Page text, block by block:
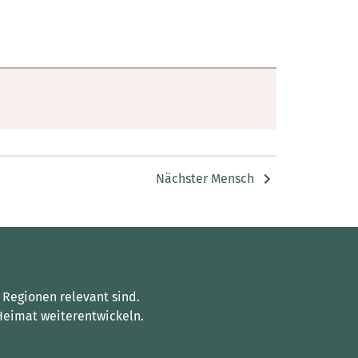
Nächster Mensch
relevant sind.
weiterentwickeln.